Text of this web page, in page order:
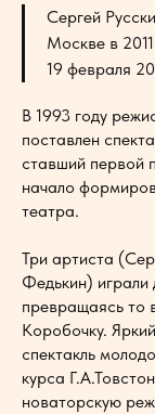
Сергей
Москве в
19 февраля
В 1993 году
поставлен
ставший первой
начало
театра.
Три артиста
Федькин) играли
превращаясь то
Коробочку.
спектакль
курса
новаторскую